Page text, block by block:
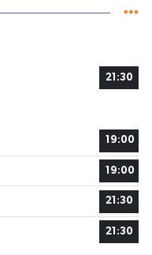
21:30
19:00
19:00
21:30
21:30